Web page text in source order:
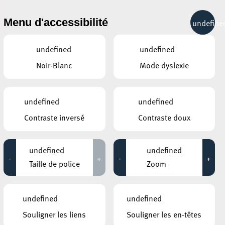
RÉCRÉATION MOBILITÉ
AUTRES ÉVÉNEMENTS
MOSAÏQUE CLUB – CLUB SENIOR À
Excursion : Marché de Noël
de Strasbourg
PLACE DE L’HÔTEL DE VILLE ESCH SUR
Programme Marché de
Noël à Esch
GRANDE SOIRÉE DE LA
23°C
Menu d'accessibilité
undefined
Noir-Blanc
undefined
Mode dyslexie
undefined
Contraste inversé
undefined
Contraste doux
-
undefined
Taille de police
+ -
undefined
Zoom
+
undefined
Souligner les liens
undefined
Souligner les en-têtes